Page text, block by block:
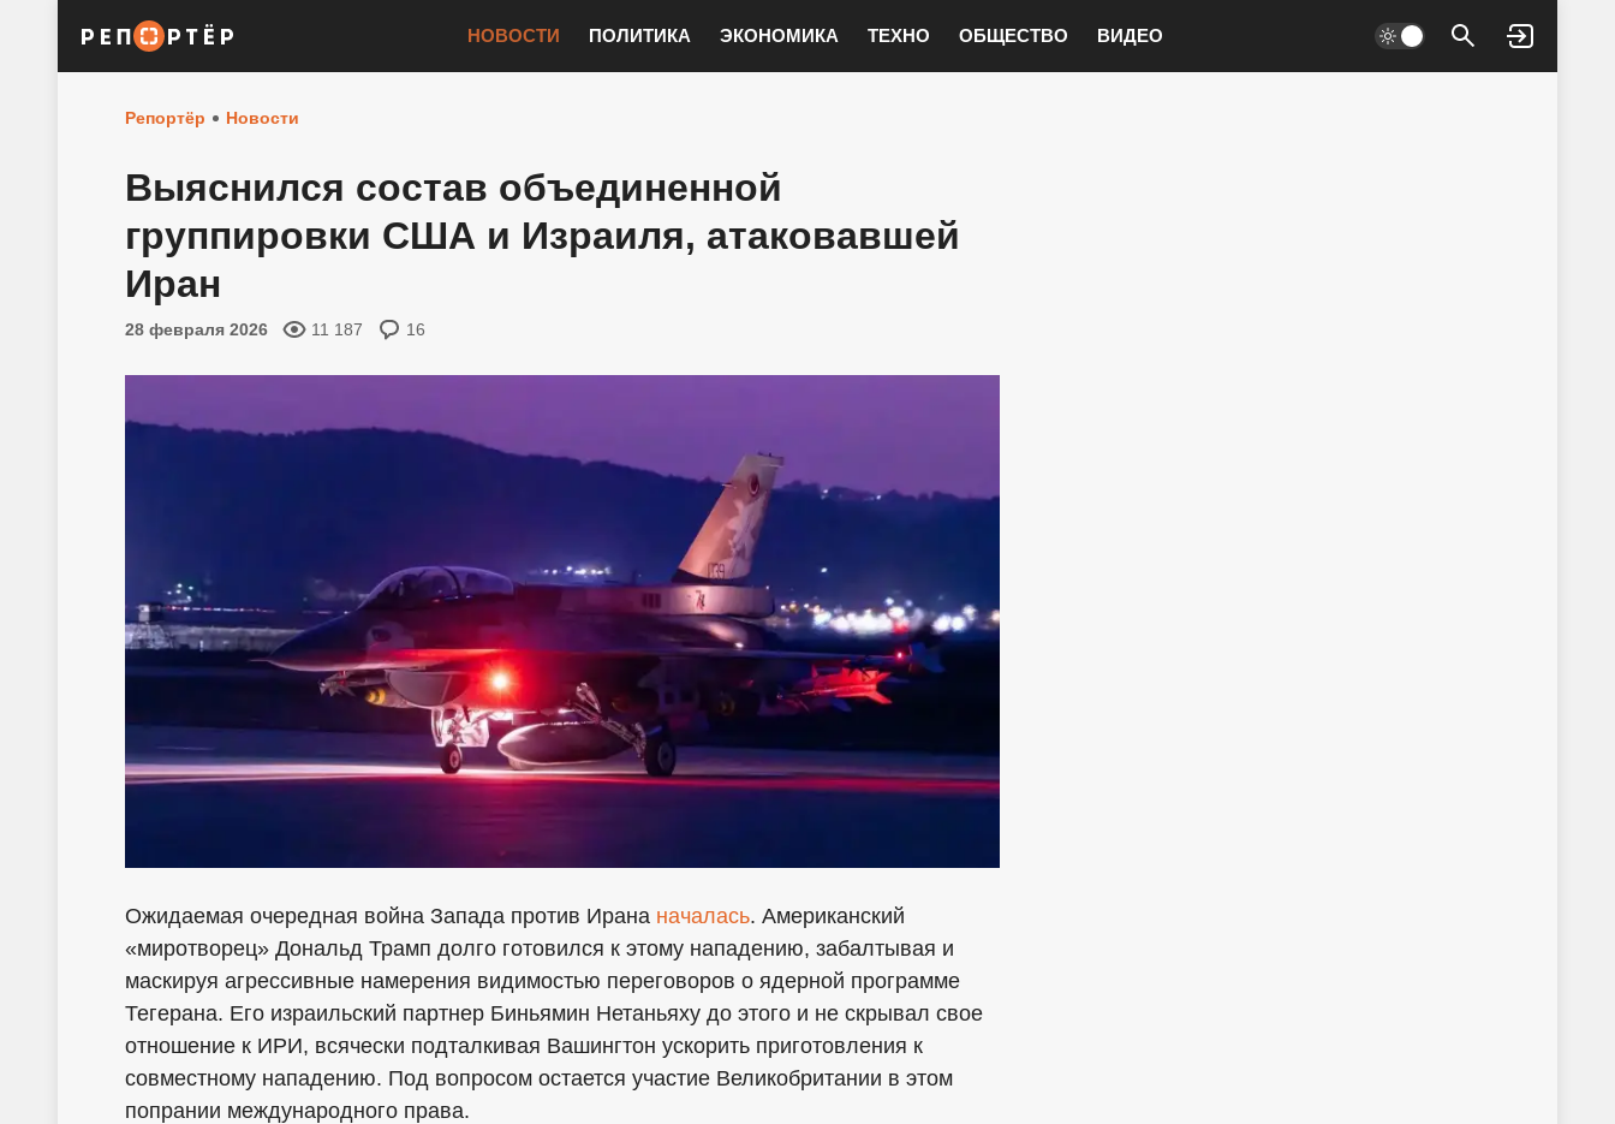
НОВОСТИ ПОЛИТИКА ЭКОНОМИКА ТЕХНО ОБЩЕСТВО ВИДЕО
Войти
Репортёр Новости
Выяснился состав объединенной
группировки США и Израиля, атаковавшей
Иран
28 февраля 2026 11 187 16
Ожидаемая очередная война Запада против Ирана началась. Американский
«миротворец» Дональд Трамп долго готовился к этому нападению, забалтывая и
маскируя агрессивные намерения видимостью переговоров о ядерной программе
Тегерана. Его израильский партнер Биньямин Нетаньяху до этого и не скрывал свое
отношение к ИРИ, всячески подталкивая Вашингтон ускорить приготовления к
совместному нападению. Под вопросом остается участие Великобритании в этом
попрании международного права.